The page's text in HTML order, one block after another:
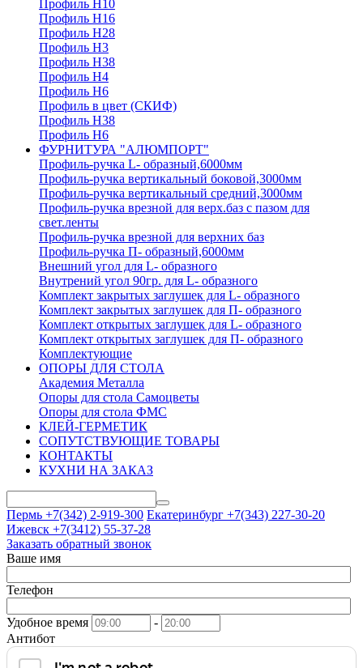
Профиль H10
Профиль H16
Профиль H28
Профиль H3
Профиль H38
Профиль H4
Профиль H6
Профиль в цвет (СКИФ)
Профиль H38
Профиль H6
ФУРНИТУРА "АЛЮМПОРТ"
Профиль-ручка L- образный,6000мм
Профиль-ручка вертикальный боковой,3000мм
Профиль-ручка вертикальный средний,3000мм
Профиль-ручка врезной для верх.баз с пазом для
свет.ленты
Профиль-ручка врезной для верхних баз
Профиль-ручка П- образный,6000мм
Внешний угол для L- образного
Внутрений угол 90гр. для L- образного
Комплект закрытых заглушек для L- образного
Комплект закрытых заглушек для П- образного
Комплект открытых заглушек для L- образного
Комплект открытых заглушек для П- образного
Комплектующие
ОПОРЫ ДЛЯ СТОЛА
Академия Металла
Опоры для стола Самоцветы
Опоры для стола ФМС
КЛЕЙ-ГЕРМЕТИК
СОПУТСТВУЮЩИЕ ТОВАРЫ
КОНТАКТЫ
КУХНИ НА ЗАКАЗ
Пермь +7(342) 2-919-300 Екатеринбург +7(343) 227-30-20
Ижевск +7(3412) 55-37-28
Заказать обратный звонок
Ваше имя
Телефон
Удобное время
-
Антибот